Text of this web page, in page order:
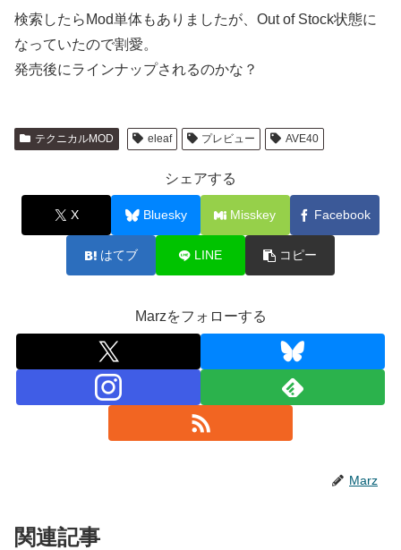
検索したらMod単体もありましたが、Out of Stock状態に
なっていたので割愛。
発売後にラインナップされるのかな？
テクニカルMOD eleaf プレビュー AVE40
シェアする
X Bluesky Misskey Facebook
はてブ LINE コピー
Marzをフォローする
Marz
関連記事